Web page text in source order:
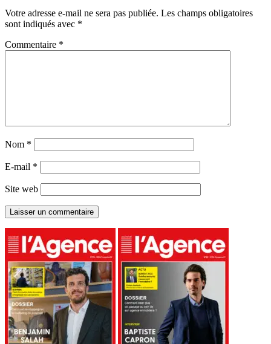
Votre adresse e-mail ne sera pas publiée. Les champs obligatoires
sont indiqués avec *
Commentaire *
Nom *
E-mail *
Site web